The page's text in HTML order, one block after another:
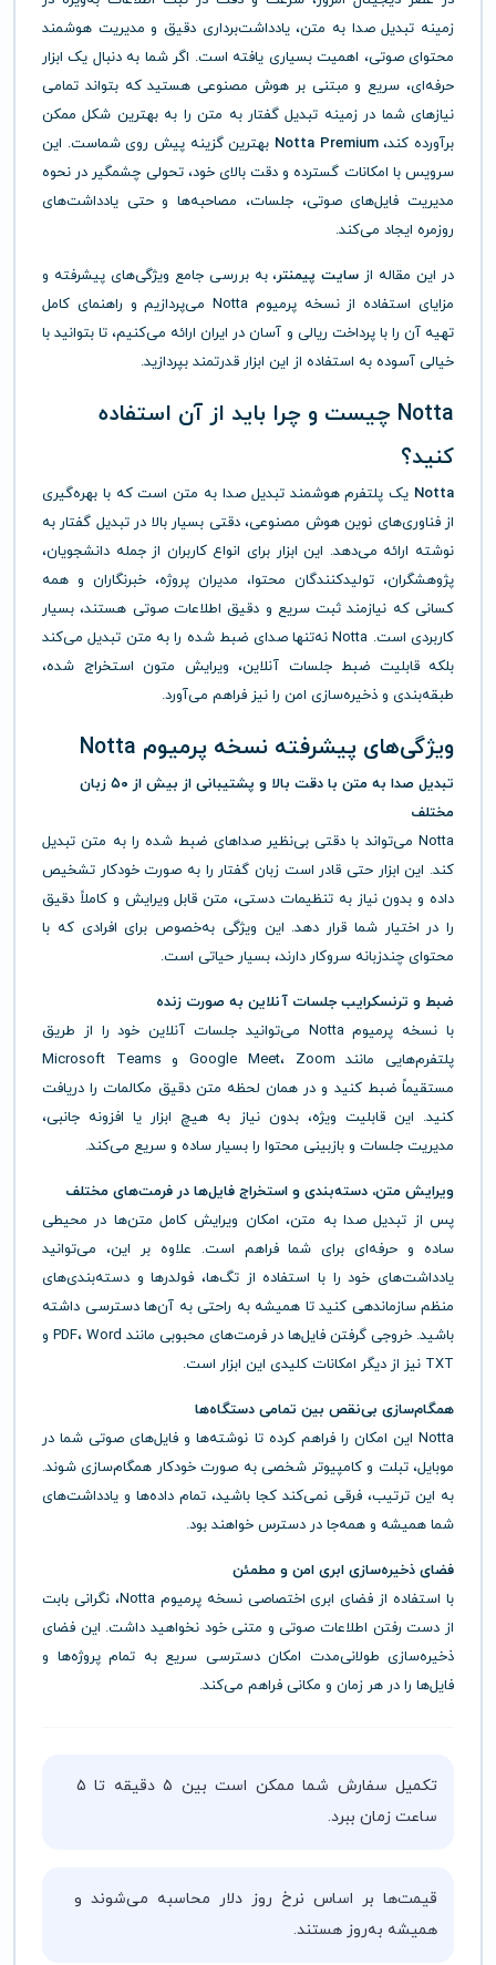
زمینه تبدیل صدا به متن، یادداشت‌برداری دقیق و مدیریت هوشمند
محتوای صوتی، اهمیت بسیاری یافته است. اگر شما به دنبال یک ابزار
حرفه‌ای، سریع و مبتنی بر هوش مصنوعی هستید که بتواند تمامی
نیازهای شما در زمینه تبدیل گفتار به متن را به بهترین شکل ممکن
برآورده کند،Notta Premium بهترین گزینه پیش روی شماست. این
سرویس با امکانات گسترده و دقت بالای خود، تحولی چشمگیر در نحوه
مدیریت فایل‌های صوتی، جلسات، مصاحبه‌ها و حتی یادداشت‌های
روزمره ایجاد می‌کند.
در این مقاله از سایت پیمنتر، به بررسی جامع ویژگی‌های پیشرفته و
مزایای استفاده از نسخه پرمیوم Notta می‌پردازیم و راهنمای کامل
تهیه آن را با پرداخت ریالی و آسان در ایران ارائه می‌کنیم، تا بتوانید با
خیالی آسوده به استفاده از این ابزار قدرتمند بپردازید.
Notta چیست و چرا باید از آن استفاده
کنید؟
Notta یک پلتفرم هوشمند تبدیل صدا به متن است که با بهره‌گیری
از فناوری‌های نوین هوش مصنوعی، دقتی بسیار بالا در تبدیل گفتار به
نوشته ارائه می‌دهد. این ابزار برای انواع کاربران از جمله دانشجویان،
پژوهشگران، تولیدکنندگان محتوا، مدیران پروژه، خبرنگاران و همه
کسانی که نیازمند ثبت سریع و دقیق اطلاعات صوتی هستند، بسیار
کاربردی است. Notta نه‌تنها صدای ضبط شده را به متن تبدیل می‌کند
بلکه قابلیت ضبط جلسات آنلاین، ویرایش متون استخراج شده،
طبقه‌بندی و ذخیره‌سازی امن را نیز فراهم می‌آورد.
ویژگی‌های پیشرفته نسخه پرمیوم Notta
تبدیل صدا به متن با دقت بالا و پشتیبانی از بیش از ۵۰ زبان
مختلف
Notta می‌تواند با دقتی بی‌نظیر صداهای ضبط شده را به متن تبدیل
کند. این ابزار حتی قادر است زبان گفتار را به صورت خودکار تشخیص
داده و بدون نیاز به تنظیمات دستی، متن قابل ویرایش و کاملاً دقیق
را در اختیار شما قرار دهد. این ویژگی به‌خصوص برای افرادی که با
محتوای چندزبانه سروکار دارند، بسیار حیاتی است.
ضبط و ترنسکرایب جلسات آنلاین به صورت زنده
با نسخه پرمیوم Notta می‌توانید جلسات آنلاین خود را از طریق
پلتفرم‌هایی مانند Google Meet، Zoom و Microsoft Teams
مستقیماً ضبط کنید و در همان لحظه متن دقیق مکالمات را دریافت
کنید. این قابلیت ویژه، بدون نیاز به هیچ ابزار یا افزونه جانبی،
مدیریت جلسات و بازبینی محتوا را بسیار ساده و سریع می‌کند.
ویرایش متن، دسته‌بندی و استخراج فایل‌ها در فرمت‌های مختلف
پس از تبدیل صدا به متن، امکان ویرایش کامل متن‌ها در محیطی
ساده و حرفه‌ای برای شما فراهم است. علاوه بر این، می‌توانید
یادداشت‌های خود را با استفاده از تگ‌ها، فولدرها و دسته‌بندی‌های
منظم سازماندهی کنید تا همیشه به راحتی به آن‌ها دسترسی داشته
باشید. خروجی گرفتن فایل‌ها در فرمت‌های محبوبی مانند PDF، Word و
TXT نیز از دیگر امکانات کلیدی این ابزار است.
همگام‌سازی بی‌نقص بین تمامی دستگاه‌ها
Notta این امکان را فراهم کرده تا نوشته‌ها و فایل‌های صوتی شما در
موبایل، تبلت و کامپیوتر شخصی به صورت خودکار همگام‌سازی شوند.
به این ترتیب، فرقی نمی‌کند کجا باشید، تمام داده‌ها و یادداشت‌های
شما همیشه و همه‌جا در دسترس خواهند بود.
فضای ذخیره‌سازی ابری امن و مطمئن
با استفاده از فضای ابری اختصاصی نسخه پرمیوم Notta، نگرانی بابت
از دست رفتن اطلاعات صوتی و متنی خود نخواهید داشت. این فضای
ذخیره‌سازی طولانی‌مدت امکان دسترسی سریع به تمام پروژه‌ها و
فایل‌ها را در هر زمان و مکانی فراهم می‌کند.
تکمیل سفارش شما ممکن است بین ۵ دقیقه تا ۵
ساعت زمان ببرد.
قیمت‌ها بر اساس نرخ روز دلار محاسبه می‌شوند و
همیشه به‌روز هستند.